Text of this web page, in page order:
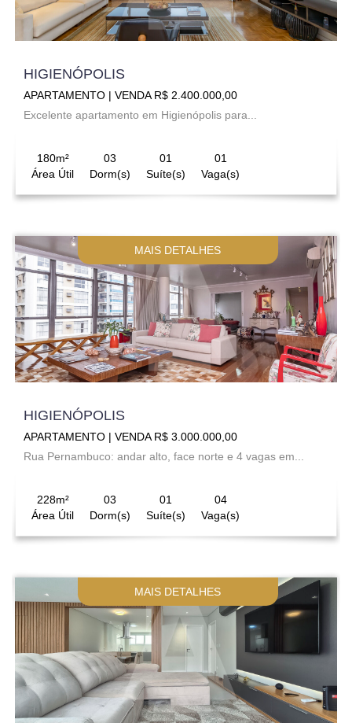
HIGIENÓPOLIS
APARTAMENTO | VENDA R$ 2.400.000,00
Excelente apartamento em Higienópolis para...
180m²
Área Útil
03
Dorm(s)
01
Suíte(s)
01
Vaga(s)
MAIS DETALHES
HIGIENÓPOLIS
APARTAMENTO | VENDA R$ 3.000.000,00
Rua Pernambuco: andar alto, face norte e 4 vagas em...
228m²
Área Útil
03
Dorm(s)
01
Suíte(s)
04
Vaga(s)
MAIS DETALHES